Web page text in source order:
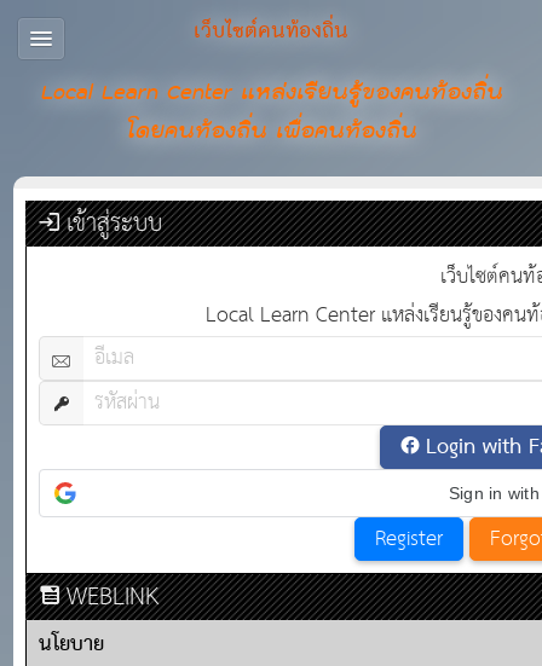
เว็บไซต์คนท้องถิ่น
Local Learn Center แหล่งเรียนรู้ของคนท้องถิ่น
โดยคนท้องถิ่น เพื่อคนท้องถิ่น
เข้าสู่ระบบ
เว็บไซต์คน
Local Learn Center แหล่งเรียนรู้ของค
Login with
Sign in
WEBLINK
นโยบาย